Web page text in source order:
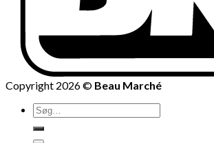
Copyright 2026 © Beau Marché
Søg
efter: